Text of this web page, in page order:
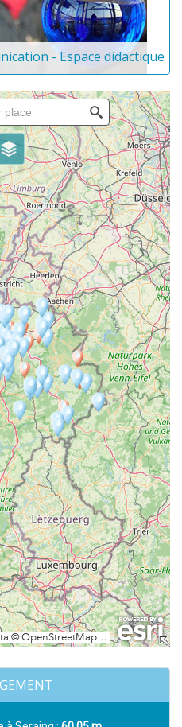
- Espace didactique